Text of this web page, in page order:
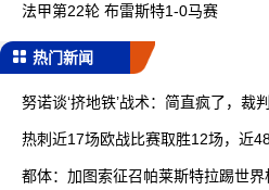
法甲第22轮 布雷斯特1-0马赛
热门新闻
努诺谈‘挤地铁’战术：简直疯了，裁
热刺近17场欧战比赛取胜12场，近
都体：加图索征召帕莱斯特拉踢世